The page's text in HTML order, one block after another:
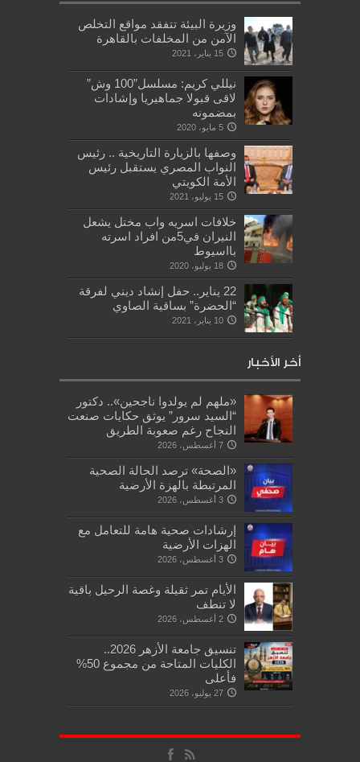
وزيرة البيئة تتفقد مواقع التخلص
الآمن من المخلفات بالقاهرة
15 يناير، 2021
نيللي كريم: مسلسل”100 وش”
لاقى قبولا جماهيريا وإشادات
بمضمونه
5 مايو، 2020
وصفها بالزيارة التاريخية .. رئيس
النواب المصري يستقبل رئيس
الأمة الكويتي
15 يوليو، 2021
خلافات اسريه واب مختل يشعل
النيران في5من افراد اسرته
بااسيوط
18 يوليو، 2020
22 يناير.. حفل إنشاد ديني لفرقة
“الحضرة” بساقية الصاوي
10 يناير، 2021
أخر الأخبار
«ملهم لم يولدوا ناجحين».. دكتور
“السيد سرور” يوثق حكايات صنعت
النجاح رغم صعوبة الطريق
7 أغسطس، 2026
«الصحة» ترصد الحالة الصحية
المرتبطة بالهزة الأرضية
3 أغسطس، 2026
إرشادات صحية هامة للتعامل مع
الهزات الأرضية
3 أغسطس، 2026
الأيام تمر ثقيلة وغصة الرحيل باقية
لا تنطف
2 أغسطس، 2026
تنسيق جامعة الأزهر 2026..
الكليات المتاحة من مجموع 50%
فأعلى
27 يوليو، 2026